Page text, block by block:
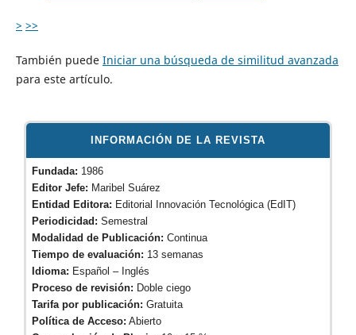
> >>
También puede Iniciar una búsqueda de similitud avanzada
para este artículo.
INFORMACIÓN DE LA REVISTA
Fundada: 1986
Editor Jefe: Maribel Suárez
Entidad Editora: Editorial Innovación Tecnológica (EdIT)
Periodicidad: Semestral
Modalidad de Publicación: Continua
Tiempo de evaluación: 13 semanas
Idioma: Español – Inglés
Proceso de revisión: Doble ciego
Tarifa por publicación: Gratuita
Política de Acceso: Abierto